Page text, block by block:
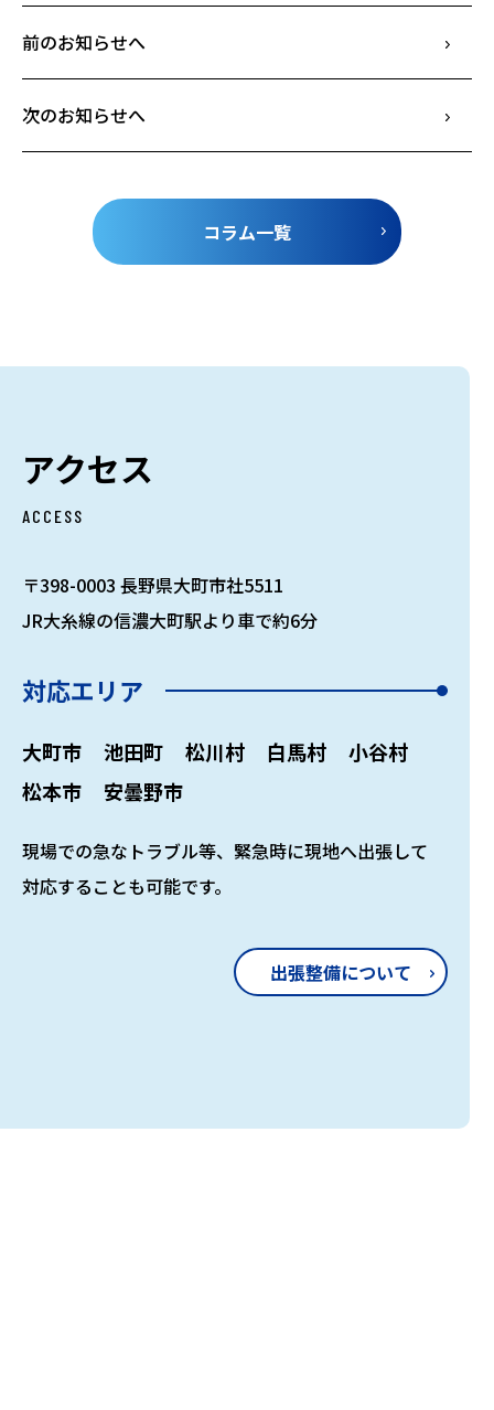
前のお知らせへ
次のお知らせへ
コラム一覧
アクセス
ACCESS
〒398-0003 長野県大町市社5511
JR大糸線の信濃大町駅より車で約6分
対応エリア
大町市 池田町 松川村 白馬村
小谷村
松本市
安曇野市
現場での急なトラブル等、緊急時に現地へ出張して
対応することも可能です。
出張整備について